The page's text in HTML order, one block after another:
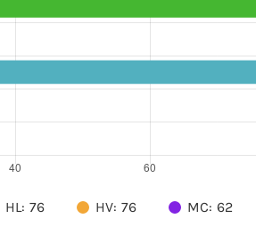
HL: 76 HV: 76 MC: 62